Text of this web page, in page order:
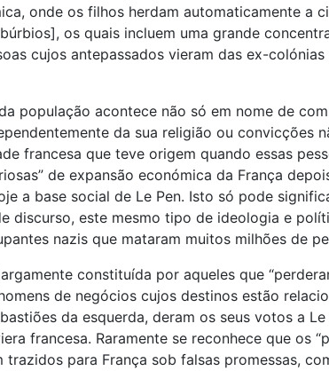
onde os filhos herdam automaticamente a
os quais incluem uma grande
cujos antepassados vieram das ex-
população acontece não só em nome de
da sua religião ou convicções
francesa que teve origem quando essas
de expansão económica da França
a base social de Le Pen. Isto só pode
discurso, este mesmo tipo de ideologia e
nazis que mataram muitos milhões de
constituída por aqueles que
de negócios cujos destinos estão
da esquerda, deram os seus votos a
francesa. Raramente se reconhece que os
para França sob falsas promessas,